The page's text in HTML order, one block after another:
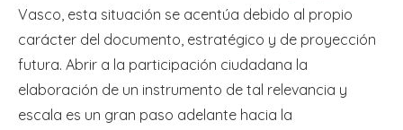
Vasco, esta situación se acentúa debido al propio
carácter del documento, estratégico y de proyección
futura. Abrir a la participación ciudadana la
elaboración de un instrumento de tal relevancia y
escala es un gran paso adelante hacia la